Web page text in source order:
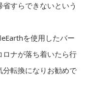
すらできないという
を使用したバー
ナが落ち着いたら行
分転換になりお勧めで